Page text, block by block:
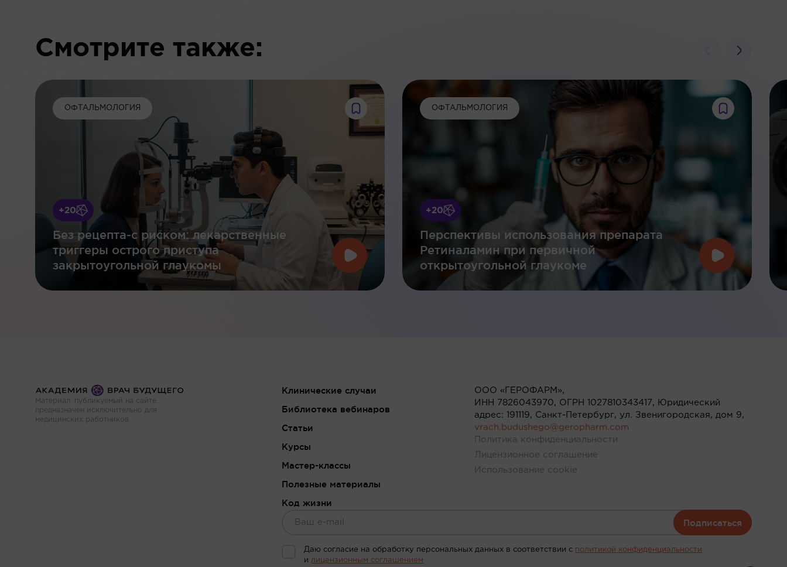
Смотрите также:
ОФТАЛЬМОЛОГИЯ
+20
Без рецепта-с риском: лекарственные
триггеры острого приступа
закрытоугольной глаукомы
ОФТАЛЬМОЛОГИЯ
+20
Перспективы использования препарата
Ретиналамин при первичной
открытоугольной глаукоме
Материал, публикуемый на сайте,
предназначен исключительно для
медицинских работников
Клинические случаи
Библиотека вебинаров
Статьи
Курсы
Мастер-классы
Полезные материалы
Код жизни
ООО «ГЕРОФАРМ»,
ИНН 7826043970, ОГРН 1027810343417, Юридический
адрес: 191119, Санкт-Петербург, ул. Звенигородская, дом 9,
vrach.budushego@geropharm.com
Политика конфиденциальности
Лицензионное соглашение
Использование cookie
Подписаться
Даю согласие на обработку персональных данных в соответствии c политикой конфиденциальности
илицензионным соглашением